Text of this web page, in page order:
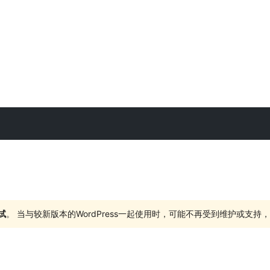
。 当与较新版本的WordPress一起使用时，可能不再受到维护或支持